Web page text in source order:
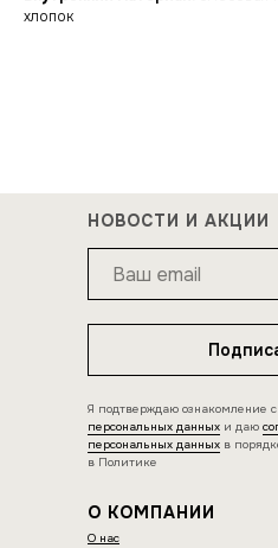
хлопок
Я подтверждаю ознакомление с
персональных данных и даю
персональных данных в
в Политике
НОВОСТИ И АКЦИИ
О КОМПАНИИ
О нас